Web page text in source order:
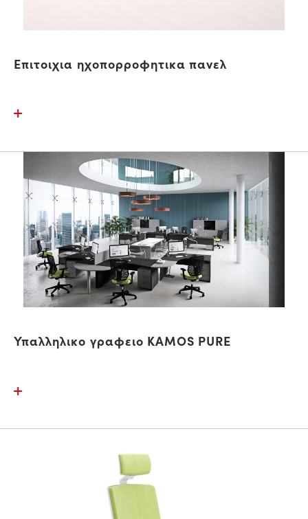
Επιτοιχια ηχοπορροφητικα πανελ
Υπαλληλικο γραφειο KAMOS PURE